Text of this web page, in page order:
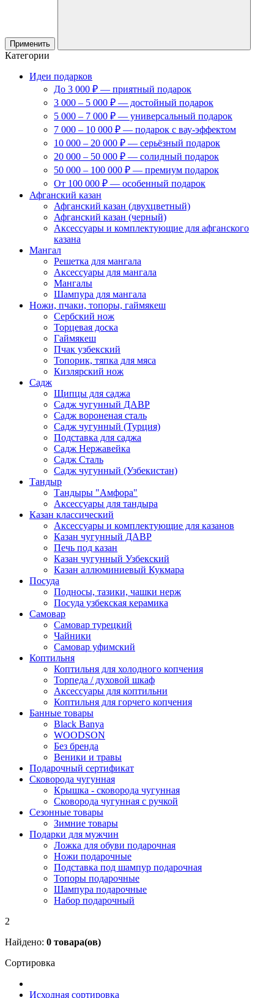
Применить
Категории
Идеи подарков
До 3 000 ₽ — приятный подарок
3 000 – 5 000 ₽ — достойный подарок
5 000 – 7 000 ₽ — универсальный подарок
7 000 – 10 000 ₽ — подарок с вау-эффектом
10 000 – 20 000 ₽ — серьёзный подарок
20 000 – 50 000 ₽ — солидный подарок
50 000 – 100 000 ₽ — премиум подарок
От 100 000 ₽ — особенный подарок
Афганский казан
Афганский казан (двухцветный)
Афганский казан (черный)
Аксессуары и комплектующие для афганского
казана
Мангал
Решетка для мангала
Аксессуары для мангала
Мангалы
Шампура для мангала
Ножи, пчаки, топоры, гаймякеш
Сербский нож
Торцевая доска
Гаймякеш
Пчак узбекский
Топорик, тяпка для мяса
Кизлярский нож
Садж
Щипцы для саджа
Садж чугунный ДАВР
Садж вороненая сталь
Садж чугунный (Турция)
Подставка для саджа
Садж Нержавейка
Садж Сталь
Садж чугунный (Узбекистан)
Тандыр
Тандыры "Амфора"
Аксессуары для тандыра
Казан классический
Аксессуары и комплектующие для казанов
Казан чугунный ДАВР
Печь под казан
Казан чугунный Узбекский
Казан аллюминиевый Кукмара
Посуда
Подносы, тазики, чашки нерж
Посуда узбекская керамика
Самовар
Самовар турецкий
Чайники
Самовар уфимский
Коптильня
Коптильня для холодного копчения
Торпеда / духовой шкаф
Аксессуары для коптильни
Коптильня для горчего копчения
Банные товары
Black Banya
WOODSON
Без бренда
Веники и травы
Подарочный сертификат
Сковорода чугунная
Крышка - сковорода чугунная
Сковорода чугунная с ручкой
Сезонные товары
Зимние товары
Подарки для мужчин
Ложка для обуви подарочная
Ножи подарочные
Подставка под шампур подарочная
Топоры подарочные
Шампура подарочные
Набор подарочный
2
Найдено: 0 товара(ов)
Сортировка
Исходная сортировка